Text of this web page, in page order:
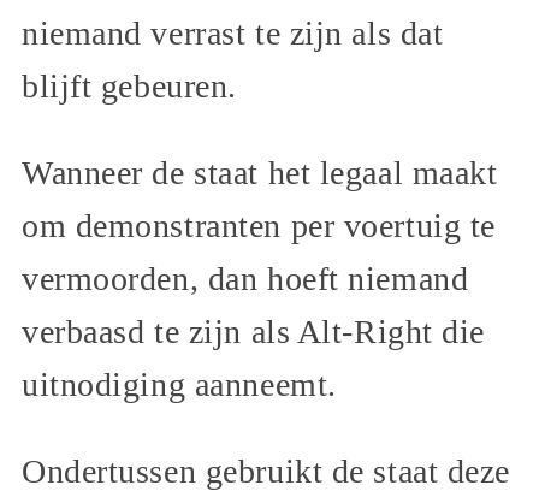
niemand verrast te zijn als dat
blijft gebeuren.
Wanneer de staat het legaal maakt
om demonstranten per voertuig te
vermoorden, dan hoeft niemand
verbaasd te zijn als Alt-Right die
uitnodiging aanneemt.
Ondertussen gebruikt de staat deze